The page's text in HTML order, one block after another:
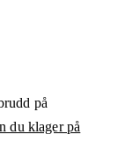
på
du klager på